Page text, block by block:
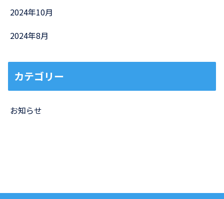
2024年10月
2024年8月
カテゴリー
お知らせ